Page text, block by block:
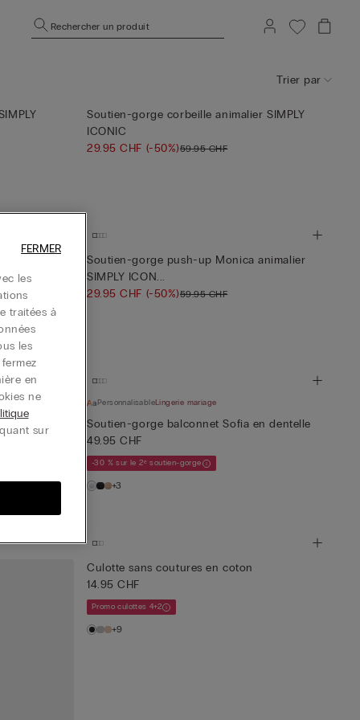
Rechercher un produit
Trier par
Soutien-gorge corbeille animalier SIMPLY
ICONIC
29.95 CHF (-50%)59.95 CHF
Soutien-gorge push-up Monica animalier
SIMPLY ICON...
29.95 CHF (-50%)59.95 CHF
en
PersonnalisableLingerie mariage
Soutien-gorge balconnet Sofia en dentelle
49.95 CHF
-30 % sur le 2ᵉ soutien-gorge
+3
Culotte sans coutures en coton
14.95 CHF
Promo culottes 4+2
+9
les
traitées à
les
en
ne
sur
FERMER